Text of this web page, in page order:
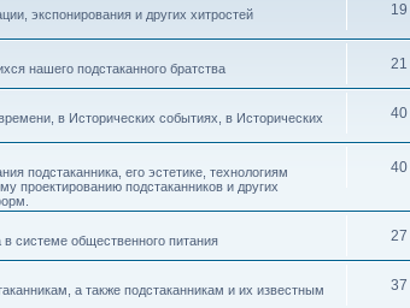
экспонирования и других хитростей
19
нашего подстаканного братства 21
в Исторических событиях, в Исторических
40
подстаканника, его эстетике, технологиям
проектированию подстаканников и других
40
системе общественного питания 27
а также подстаканникам и их известным
37